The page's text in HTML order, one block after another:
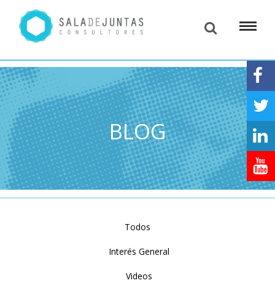
BLOG
Todos
Interés General
Videos